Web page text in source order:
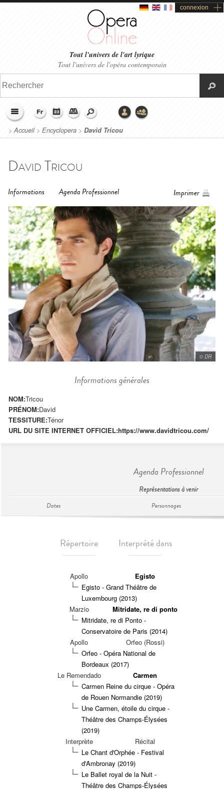
connexion
Tout l'univers de l'art lyrique
Tout l'univers de l'opéra contemporain
>Accueil> Encyclopera > David Tricou
David Tricou
Informations Agenda Professionnel Imprimer
© DR
Informations générales
NOM:Tricou
PRÉNOM:David
TESSITURE:Ténor
URL DU SITE INTERNET OFFICIEL:https://www.davidtricou.com/
Agenda Professionnel
Représentations à venir
Dates Personnages
Répertoire Interprété dans
Apollo
Egisto
Egisto - Grand Théâtre de
Luxembourg (2013)
Marzio
Mitridate, re di ponto
Mitridate, re di Ponto -
Conservatoire de Paris (2014)
Apollo
Orfeo (Rossi)
Orfeo - Opéra National de
Bordeaux (2017)
Le Remendado
Carmen
Carmen Reine du cirque - Opéra
de Rouen Normandie (2019)
Une Carmen, étoile du cirque -
Théâtre des Champs-Élysées
(2019)
Interprète
Récital
Le Chant d'Orphée - Festival
d'Ambronay (2019)
Le Ballet royal de la Nuit -
Théâtre des Champs-Élysées